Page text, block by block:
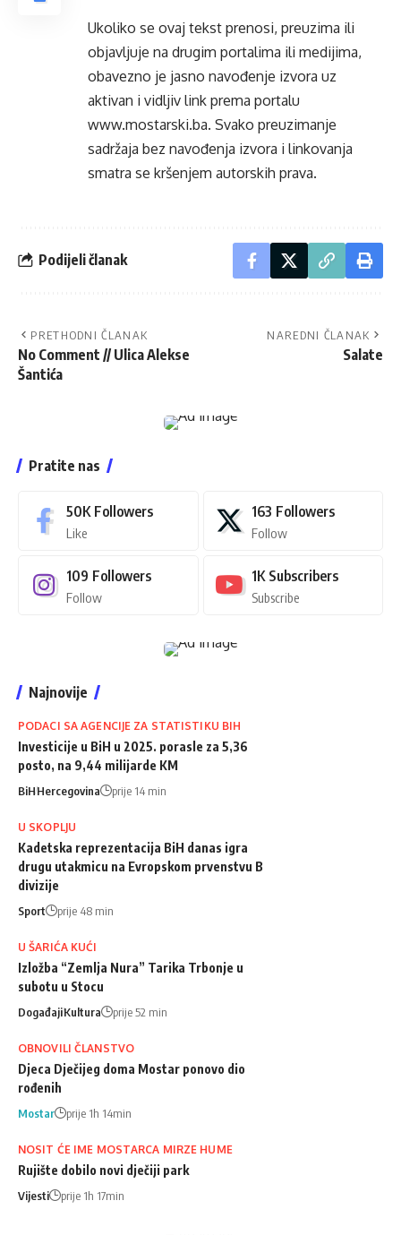
Ukoliko se ovaj tekst prenosi, preuzima ili
objavljuje na drugim portalima ili medijima,
obavezno je jasno navođenje izvora uz
aktivan i vidljiv link prema portalu
www.mostarski.ba. Svako preuzimanje
sadržaja bez navođenja izvora i linkovanja
smatra se kršenjem autorskih prava.
Podijeli članak
PRETHODNI ČLANAK
No Comment // Ulica Alekse
Šantića
NAREDNI ČLANAK
Salate
Pratite nas
50K Followers
Like
163 Followers
Follow
109 Followers
Follow
1K Subscribers
Subscribe
Najnovije
PODACI SA AGENCIJE ZA STATISTIKU BIH
Investicije u BiH u 2025. porasle za 5,36
posto, na 9,44 milijarde KM
BiHHercegovina prije 14 min
U SKOPLJU
Kadetska reprezentacija BiH danas igra
drugu utakmicu na Evropskom prvenstvu B
divizije
Sport prije 48 min
U ŠARIĆA KUĆI
Izložba “Zemlja Nura” Tarika Trbonje u
subotu u Stocu
DogađajiKultura prije 52 min
OBNOVILI ČLANSTVO
Djeca Dječijeg doma Mostar ponovo dio
rođenih
Mostar prije 1h 14min
NOSIT ĆE IME MOSTARCA MIRZE HUME
Rujište dobilo novi dječiji park
Vijesti prije 1h 17min